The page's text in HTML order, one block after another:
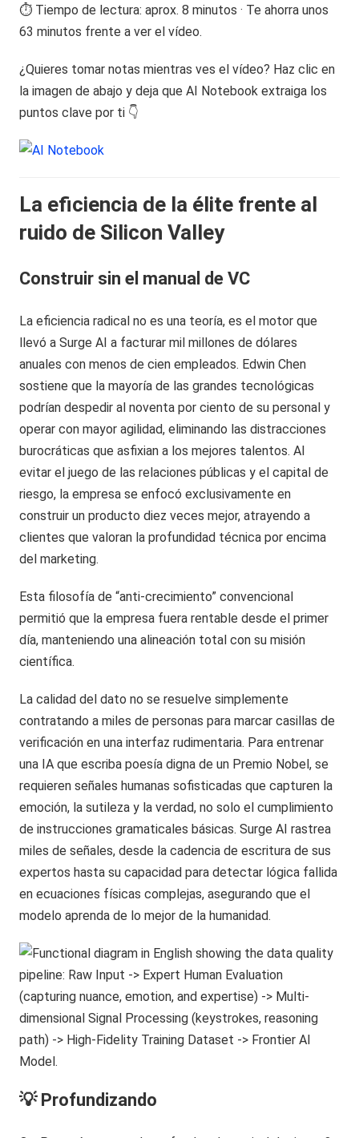
⏱️ Tiempo de lectura: aprox. 8 minutos · Te ahorra unos
63 minutos frente a ver el vídeo.
¿Quieres tomar notas mientras ves el vídeo? Haz clic en
la imagen de abajo y deja que AI Notebook extraiga los
puntos clave por ti 👇
La eficiencia de la élite frente al
ruido de Silicon Valley
Construir sin el manual de VC
La eficiencia radical no es una teoría, es el motor que
llevó a Surge AI a facturar mil millones de dólares
anuales con menos de cien empleados. Edwin Chen
sostiene que la mayoría de las grandes tecnológicas
podrían despedir al noventa por ciento de su personal y
operar con mayor agilidad, eliminando las distracciones
burocráticas que asfixian a los mejores talentos. Al
evitar el juego de las relaciones públicas y el capital de
riesgo, la empresa se enfocó exclusivamente en
construir un producto diez veces mejor, atrayendo a
clientes que valoran la profundidad técnica por encima
del marketing.
Esta filosofía de “anti-crecimiento” convencional
permitió que la empresa fuera rentable desde el primer
día, manteniendo una alineación total con su misión
científica.
La calidad del dato no se resuelve simplemente
contratando a miles de personas para marcar casillas de
verificación en una interfaz rudimentaria. Para entrenar
una IA que escriba poesía digna de un Premio Nobel, se
requieren señales humanas sofisticadas que capturen la
emoción, la sutileza y la verdad, no solo el cumplimiento
de instrucciones gramaticales básicas. Surge AI rastrea
miles de señales, desde la cadencia de escritura de sus
expertos hasta su capacidad para detectar lógica fallida
en ecuaciones físicas complejas, asegurando que el
modelo aprenda de lo mejor de la humanidad.
💡 Profundizando